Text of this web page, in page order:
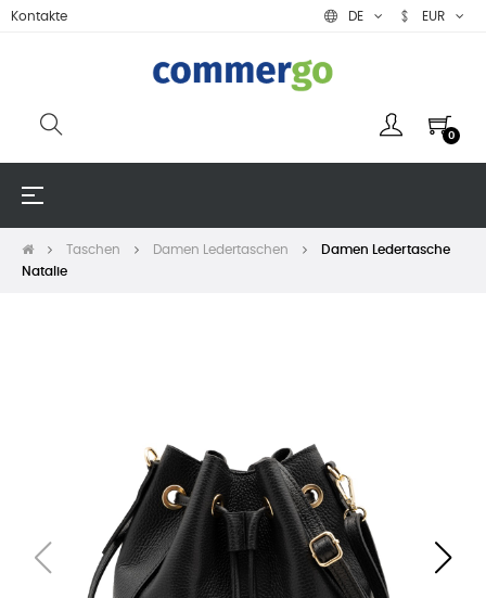
Kontakte DE EUR
0
Umschalten
☰
Taschen Damen Ledertaschen
Damen Ledertasche
Natalie